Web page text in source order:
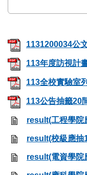
1131200034公
113年度訪視計
113全校實驗室
113公告抽籤20
result(工程學院
result(校級應抽
result(電資學院